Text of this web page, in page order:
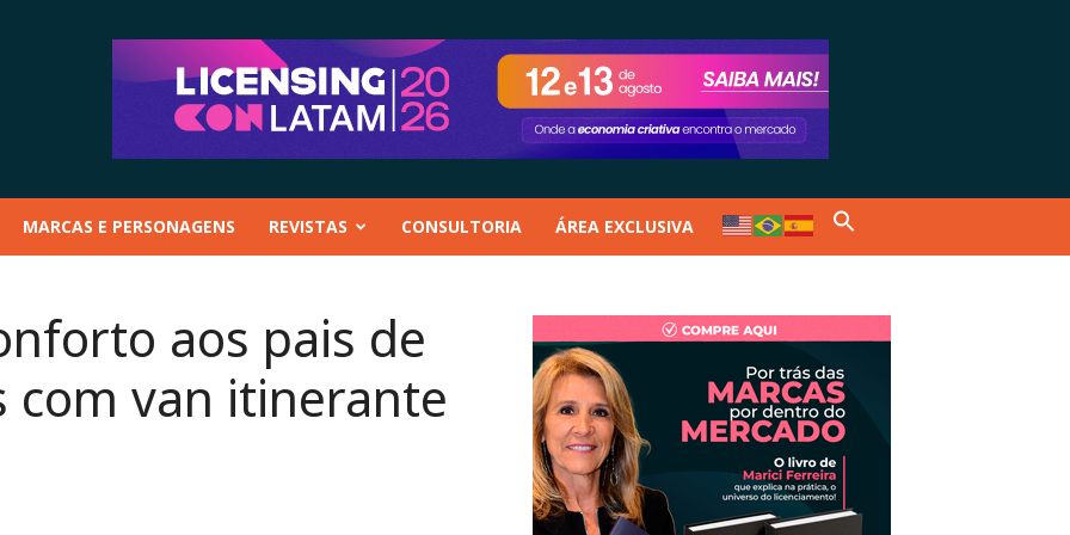
MARCAS E PERSONAGENS REVISTAS CONSULTORIA ÁREA EXCLUSIVA
aos pais de
com van itinerante